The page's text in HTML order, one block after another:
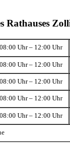
Rathauses
08:00 Uhr – 12:00 Uhr
08:00 Uhr – 12:00 Uhr
08:00 Uhr – 12:00 Uhr
08:00 Uhr – 12:00 Uhr
08:00 Uhr – 12:00 Uhr